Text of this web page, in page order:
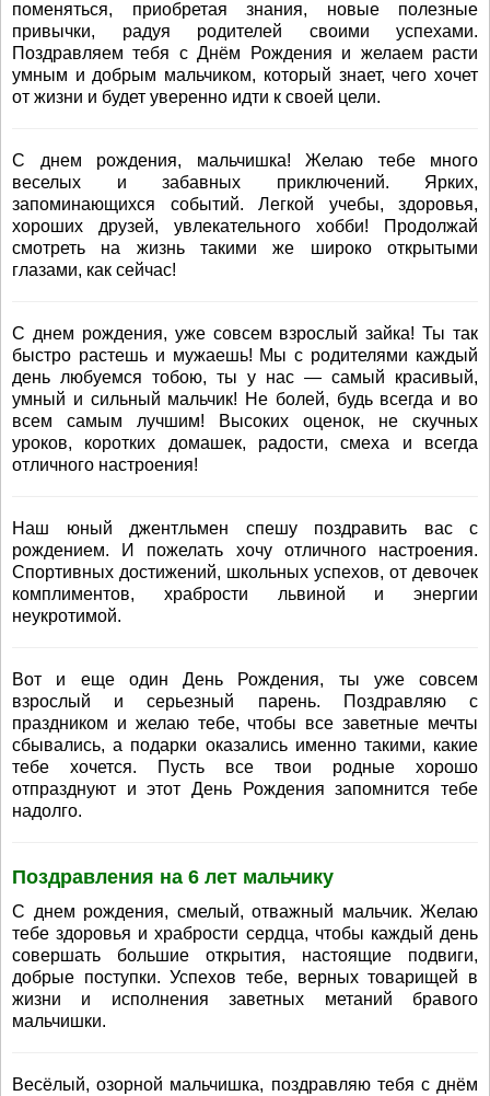
поменяться, приобретая знания, новые полезные
привычки, радуя родителей своими успехами.
Поздравляем тебя с Днём Рождения и желаем расти
умным и добрым мальчиком, который знает, чего хочет
от жизни и будет уверенно идти к своей цели.
С днем рождения, мальчишка! Желаю тебе много
веселых и забавных приключений. Ярких,
запоминающихся событий. Легкой учебы, здоровья,
хороших друзей, увлекательного хобби! Продолжай
смотреть на жизнь такими же широко открытыми
глазами, как сейчас!
С днем рождения, уже совсем взрослый зайка! Ты так
быстро растешь и мужаешь! Мы с родителями каждый
день любуемся тобою, ты у нас — самый красивый,
умный и сильный мальчик! Не болей, будь всегда и во
всем самым лучшим! Высоких оценок, не скучных
уроков, коротких домашек, радости, смеха и всегда
отличного настроения!
Наш юный джентльмен спешу поздравить вас с
рождением. И пожелать хочу отличного настроения.
Спортивных достижений, школьных успехов, от девочек
комплиментов, храбрости львиной и энергии
неукротимой.
Вот и еще один День Рождения, ты уже совсем
взрослый и серьезный парень. Поздравляю с
праздником и желаю тебе, чтобы все заветные мечты
сбывались, а подарки оказались именно такими, какие
тебе хочется. Пусть все твои родные хорошо
отпразднуют и этот День Рождения запомнится тебе
надолго.
Поздравления на 6 лет мальчику
С днем рождения, смелый, отважный мальчик. Желаю
тебе здоровья и храбрости сердца, чтобы каждый день
совершать большие открытия, настоящие подвиги,
добрые поступки. Успехов тебе, верных товарищей в
жизни и исполнения заветных метаний бравого
мальчишки.
Весёлый, озорной мальчишка, поздравляю тебя с днём